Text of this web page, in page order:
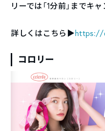
リーでは「1分前」までキ
詳しくはこちら▶︎https://
コロリー